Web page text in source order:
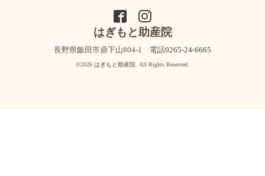
はぎもと助産院
長野県飯田市鼎下山804-1 電話0265-24-6665
©2026 はぎもと助産院 . All Rights Reserved.